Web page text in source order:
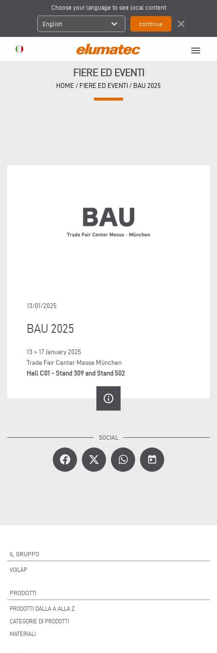
Choose your language to see local content
English expand_more close
menu
FIERE ED EVENTI
HOME / FIERE ED EVENTI / BAU 2025
13/01/2025
BAU 2025
13 > 17 January 2025
Trade Fair Center Messe München
Hall C01 - Stand 309 and Stand 502
info_outline
today
IL GRUPPO
VOILÀP
PRODOTTI
PRODOTTI DALLA A ALLA Z
CATEGORIE DI PRODOTTI
MATERIALI